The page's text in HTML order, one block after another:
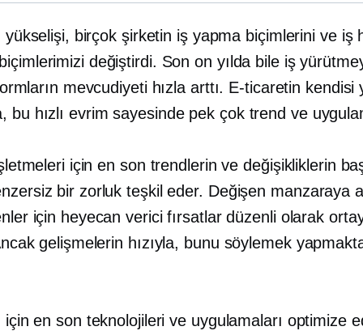
birçok şirketin iş yapma biçimlerini ve iş
değiştirdi. Son on yılda bile iş
mevcudiyeti hızla arttı. E-ticaretin kendisi
bu hızlı evrim sayesinde pek çok trend ve
için en son trendlerin ve değişikliklerin
bir zorluk teşkil eder. Değişen manzaraya
için heyecan verici fırsatlar düzenli olarak
gelişmelerin hızıyla, bunu söylemek
en son teknolojileri ve uygulamaları optimize